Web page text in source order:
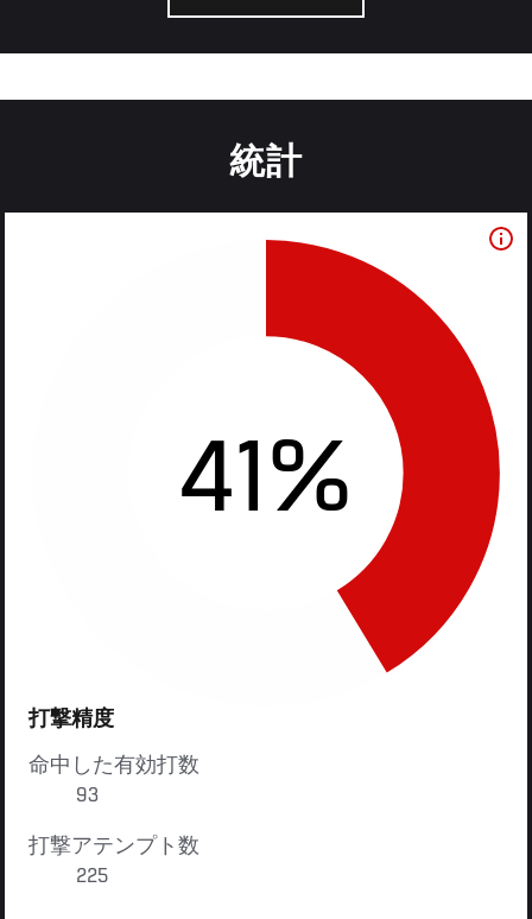
統計
41%
打撃精度
命中した有効打数
93
打撃アテンプト数
225